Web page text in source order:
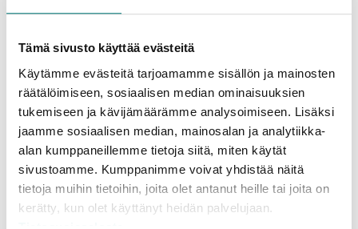
Tämä sivusto käyttää evästeitä
Käytämme evästeitä tarjoamamme sisällön ja mainosten
räätälöimiseen, sosiaalisen median ominaisuuksien
tukemiseen ja kävijämäärämme analysoimiseen. Lisäksi
jaamme sosiaalisen median, mainosalan ja analytiikka-
alan kumppaneillemme tietoja siitä, miten käytät
sivustoamme. Kumppanimme voivat yhdistää näitä
tietoja muihin tietoihin, joita olet antanut heille tai joita on
kerätty, kun olet käyttänyt heidän palvelujaan.
jäteasemille tuotaviakotitalouksien
pienkuormia. (Alv 25,5 %.)
Kotitalouksien suurkuormien sekä yritysten
pien- ja suurkuormien hinta- ja
määrärajoitustiedot löytyvät erillisiltä
hinnastosivuilta:
Jäteasemahinnasto kotitalouksille (pien- ja
suurkuormat)